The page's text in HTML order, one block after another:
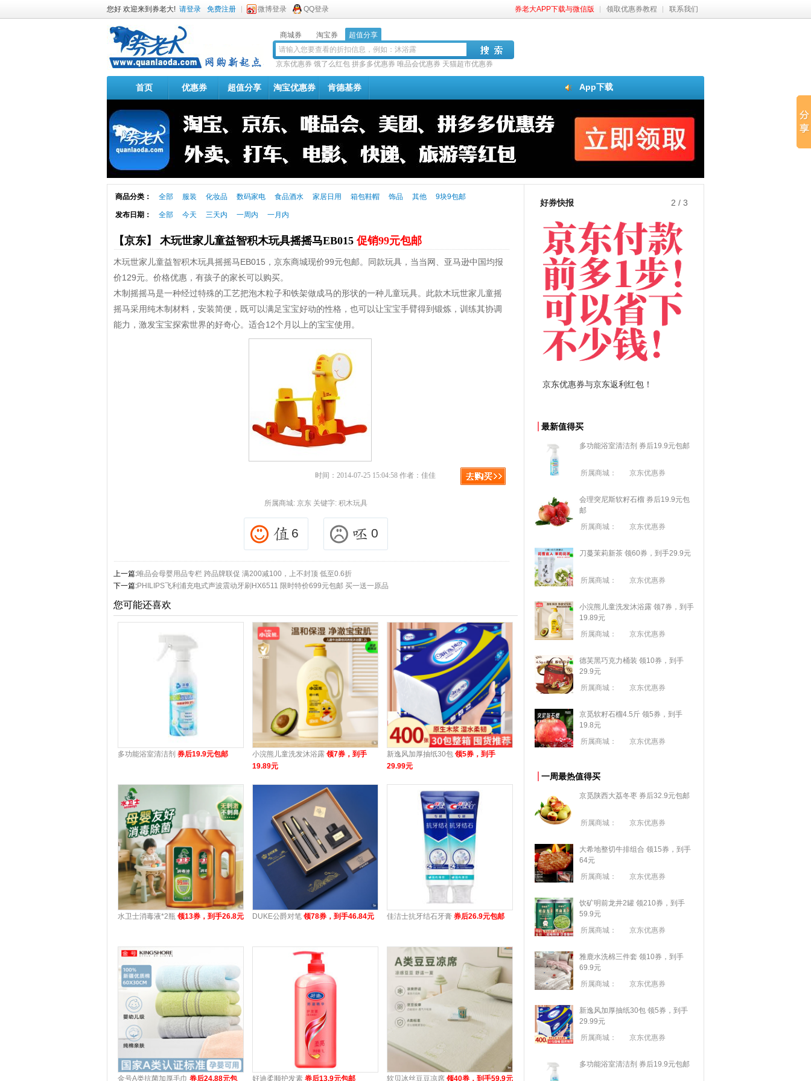
您好 欢迎来到券老大! 请登录 免费注册 微博登录 QQ登录 券老大APP下载与微信版 领取优惠券教程 联系我们
商城券 淘宝券 超值分享
京东优惠券 饿了么红包 拼多多优惠券 唯品会优惠券 天猫超市优惠券
App下载
首页 优惠券 超值分享 淘宝优惠券 肯德基券
商品分类： 全部 服装 化妆品 数码家电 食品酒水 家居日用 箱包鞋帽 饰品 其他 9块9包邮
发布日期： 全部 今天 三天内 一周内 一月内
【京东】 木玩世家儿童益智积木玩具摇摇马EB015促销99元包邮
木玩世家儿童益智积木玩具摇摇马EB015，京东商城现价99元包邮。同款玩具，当当网、亚马逊中国均报
价129元。价格优惠，有孩子的家长可以购买。
木制摇摇马是一种经过特殊的工艺把泡木粒子和铁架做成马的形状的一种儿童玩具。此款木玩世家儿童摇
摇马采用纯木制材料，安装简便，既可以满足宝宝好动的性格，也可以让宝宝手臂得到锻炼，训练其协调
能力，激发宝宝探索世界的好奇心。适合12个月以上的宝宝使用。
时间：2014-07-25 15:04:58 作者：佳佳
所属商城: 京东关键字: 积木玩具
6 0
上一篇:唯品会母婴用品专栏 跨品牌联促 满200减100，上不封顶 低至0.6折
下一篇:PHILIPS飞利浦充电式声波震动牙刷HX6511 限时特价699元包邮 买一送一原品
您可能还喜欢
多功能浴室清洁剂 券后19.9元包邮 小浣熊儿童洗发沐浴露 领7券，到手
19.89元
新逸风加厚抽纸30包 领5券，到手
29.99元
水卫士消毒液*2瓶 领13券，到手26.8元 DUKE公爵对笔 领78券，到手46.84元 佳洁士抗牙结石牙膏 券后26.9元包邮
金号A类抗菌加厚毛巾 券后24.88元包 好迪柔顺护发素 券后13.9元包邮 软贝冰丝豆豆凉席 领40券，到手59.9元
好券快报 3 / 3
淘宝优惠券+淘宝返利 京东优惠券与京东返利红包！
最新值得买
多功能浴室清洁剂 券后19.9元包邮
所属商城： 京东优惠券
会理突尼斯软籽石榴 券后19.9元包
邮
所属商城：
京东优惠券
刀蔓茉莉新茶 领60券，到手29.9元
所属商城： 京东优惠券
小浣熊儿童洗发沐浴露 领7券，到手
19.89元
所属商城：
京东优惠券
德芙黑巧克力桶装 领10券，到手
29.9元
所属商城：
京东优惠券
京觅软籽石榴4.5斤 领5券，到手
19.8元
所属商城：
京东优惠券
一周最热值得买
京觅陕西大荔冬枣 券后32.9元包邮
所属商城： 京东优惠券
大希地整切牛排组合 领15券，到手
64元
所属商城：
京东优惠券
饮矿明前龙井2罐 领210券，到手
59.9元
所属商城：
京东优惠券
雅鹿水洗棉三件套 领10券，到手
69.9元
所属商城：
京东优惠券
新逸风加厚抽纸30包 领5券，到手
29.99元
所属商城：
京东优惠券
多功能浴室清洁剂 券后19.9元包邮